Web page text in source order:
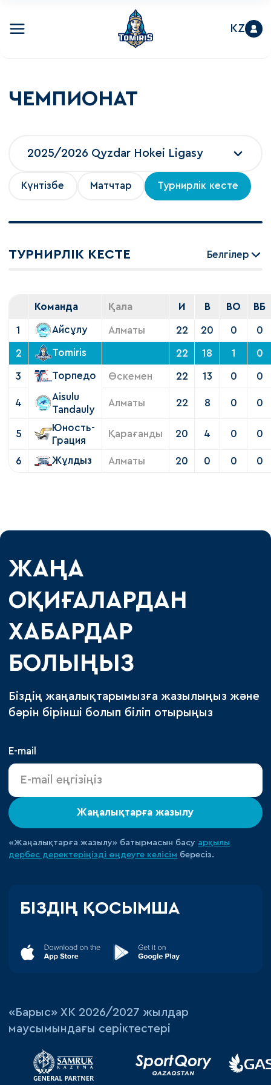
KZ
ЧЕМПИОНАТ
Күнтізбе Матчтар Турнирлік кесте
2025/2026 Qyzdar Hokei Ligasy
ТУРНИРЛІК КЕСТЕ Белгілер
Команда Қала И В ВО ВБ
1 Айсұлу Алматы 22 20 0 0
2 Tomiris 22 18 1 0
3 Торпедо Өскемен 22 13 0 0
4
Aisulu
Tandauly
Алматы 22 8 0 0
5
Юность-
Грация
Қарағанды 20 4 0 0
6 Жұлдыз Алматы 20 0 0 0
ЖАҢА
ОҚИҒАЛАРДАН
ХАБАРДАР
БОЛЫҢЫЗ
Біздің жаңалықтарымызға жазылыңыз және
бәрін бірінші болып біліп отырыңыз
E-mail
Жаңалықтарға жазылу
«Жаңалықтарға жазылу» батырмасын басу арқылы
дербес деректеріңізді өңдеуге келісім бересіз.
БІЗДІҢ ҚОСЫМША
«‎Барыс»‎ ХК 2026/2027 жылдар
маусымындағы серіктестері